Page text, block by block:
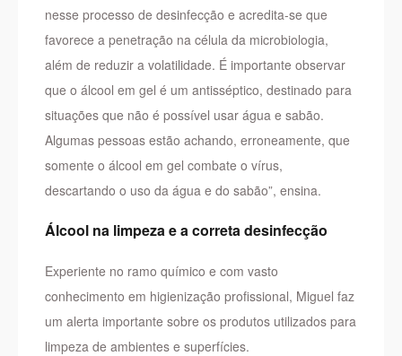
nesse processo de desinfecção e acredita-se que
favorece a penetração na célula da microbiologia,
além de reduzir a volatilidade. É importante observar
que o álcool em gel é um antisséptico, destinado para
situações que não é possível usar água e sabão.
Algumas pessoas estão achando, erroneamente, que
somente o álcool em gel combate o vírus,
descartando o uso da água e do sabão”, ensina.
Álcool na limpeza e a correta desinfecção
Experiente no ramo químico e com vasto
conhecimento em higienização profissional, Miguel faz
um alerta importante sobre os produtos utilizados para
limpeza de ambientes e superfícies.